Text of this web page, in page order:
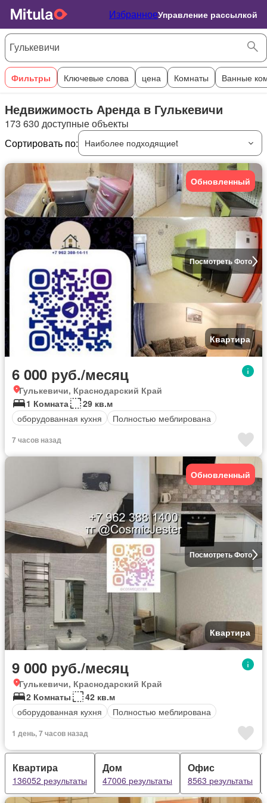
ИзбранноеУправление рассылкой
Фильтры Ключевые слова цена Комнаты Ванные
Недвижимость Аренда в Гулькевичи
173 630 доступные объекты
Сортировать по:
Наиболее подходящиеt
Посмотреть Фото
Обновленный
Квартира
6 000 руб./месяц
Гулькевичи, Краснодарский Край
1 Комната
29 кв.м
оборудованная кухня
Полностью меблирована
7 часов назад
Посмотреть Фото
Обновленный
Квартира
9 000 руб./месяц
Гулькевичи, Краснодарский Край
2 Комнаты
42 кв.м
оборудованная кухня
Полностью меблирована
1 день, 7 часов назад
Квартира
136052 результаты
Дом
47006 результаты
Офис
8563 результаты